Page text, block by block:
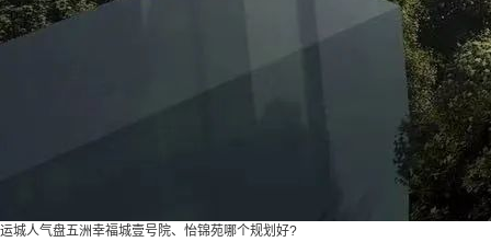
运城人气盘五洲幸福城壹号院、怡锦苑哪个规划好?